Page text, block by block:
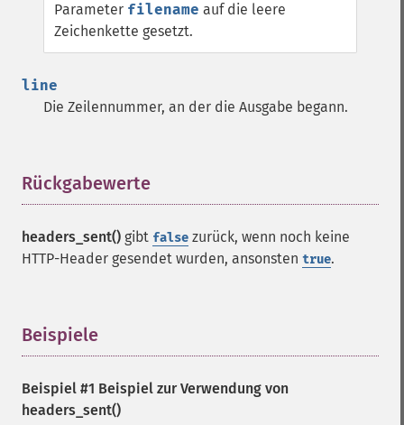
Parameter filename auf die leere
Zeichenkette gesetzt.
line
Die Zeilennummer, an der die Ausgabe begann.
Rückgabewerte
headers_sent() gibt false zurück, wenn noch keine
HTTP-Header gesendet wurden, ansonsten true.
Beispiele
Beispiel #1 Beispiel zur Verwendung von
headers_sent()